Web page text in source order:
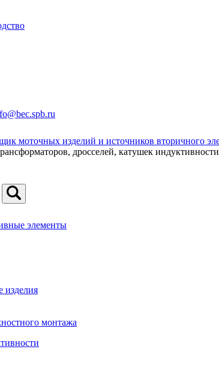
дросселей, катушек индуктивности
элементы
изделия
монтажа